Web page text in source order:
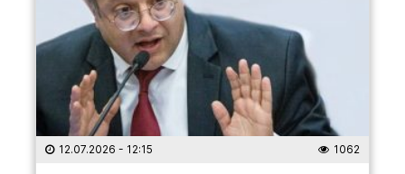
12.07.2026 - 12:15 1062